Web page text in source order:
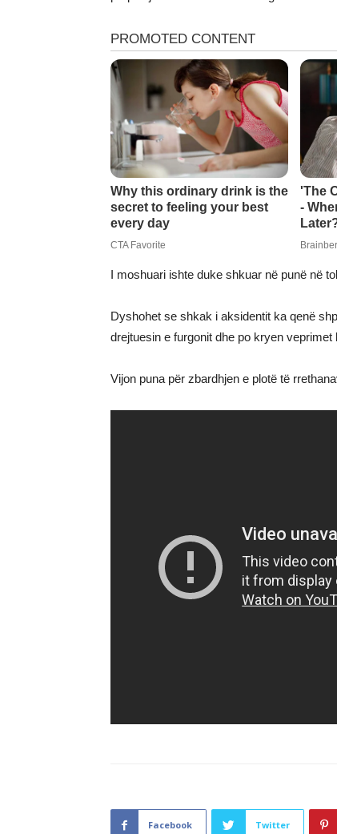
I moshuari ishte duke shkuar në punë në
Dyshohet se shkak i aksidentit ka qenë
drejtuesin e furgonit dhe po kryen veprimet
Vijon puna për zbardhjen e plotë të
Facebook Twitter